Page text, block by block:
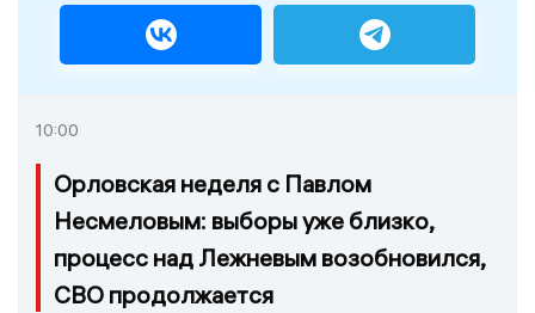
10:00
Орловская неделя с Павлом
Несмеловым: выборы уже близко,
процесс над Лежневым возобновился,
СВО продолжается